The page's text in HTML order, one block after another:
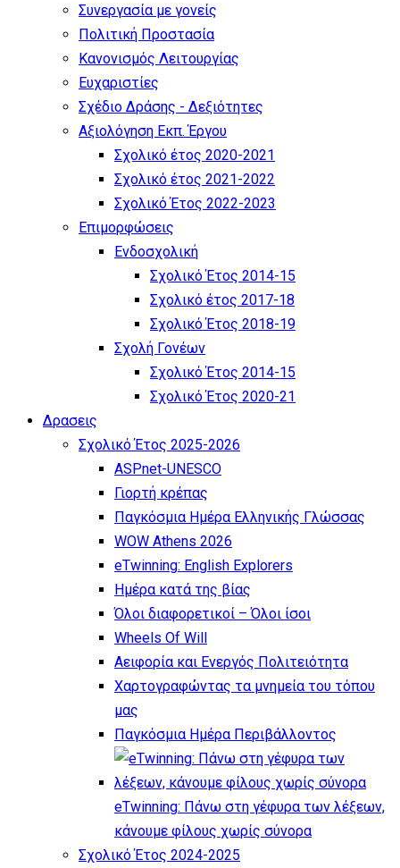
Συνεργασία με γονείς
Πολιτική Προστασία
Κανονισμός Λειτουργίας
Ευχαριστίες
Σχέδιο Δράσης - Δεξιότητες
Αξιολόγηση Εκπ. Έργου
Σχολικό έτος 2020-2021
Σχολικό έτος 2021-2022
Σχολικό Έτος 2022-2023
Επιμορφώσεις
Ενδοσχολική
Σχολικό Έτος 2014-15
Σχολικό έτος 2017-18
Σχολικό Έτος 2018-19
Σχολή Γονέων
Σχολικό Έτος 2014-15
Σχολικό Έτος 2020-21
Δρασεις
Σχολικό Έτος 2025-2026
ASPnet-UNESCO
Γιορτή κρέπας
Παγκόσμια Ημέρα Ελληνικής Γλώσσας
WOW Athens 2026
eTwinning: English Explorers
Ημέρα κατά της βίας
Όλοι διαφορετικοί – Όλοι ίσοι
Wheels Of Will
Αειφορία και Ενεργός Πολιτειότητα
Χαρτογραφώντας τα μνημεία του τόπου
μας
Παγκόσμια Ημέρα Περιβάλλοντος
eTwinning: Πάνω στη γέφυρα των λέξεων,
κάνουμε φίλους χωρίς σύνορα
Σχολικό Έτος 2024-2025